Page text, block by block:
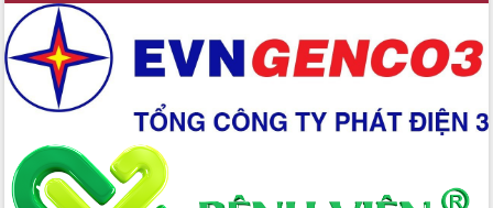
Ứng dụng sinh trắc học - Bước tiến
trong hành trình chuyển đổi số tại Đắk
Lắk
Đắk Lắk nâng cao hiệu quả công tác
Đảng từ Sổ tay đảng viên điện tử
Đắk Lắk đẩy mạnh nuôi biển công
nghệ, hướng tới phát triển thủy sản
bền vững